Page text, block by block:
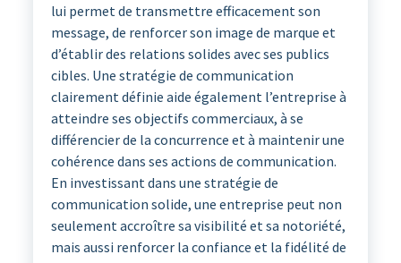
lui permet de transmettre efficacement son
message, de renforcer son image de marque et
d’établir des relations solides avec ses publics
cibles. Une stratégie de communication
clairement définie aide également l’entreprise à
atteindre ses objectifs commerciaux, à se
différencier de la concurrence et à maintenir une
cohérence dans ses actions de communication.
En investissant dans une stratégie de
communication solide, une entreprise peut non
seulement accroître sa visibilité et sa notoriété,
mais aussi renforcer la confiance et la fidélité de